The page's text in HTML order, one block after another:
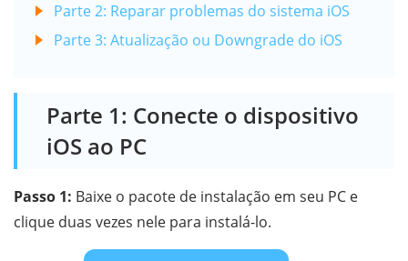
Parte 2: Reparar problemas do sistema iOS
Parte 3: Atualização ou Downgrade do iOS
Parte 1: Conecte o dispositivo
iOS ao PC
Passo 1: Baixe o pacote de instalação em seu PC e
clique duas vezes nele para instalá-lo.